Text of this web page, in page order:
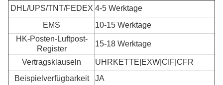
DHL/UPS/TNT/FEDEX 4-5 Werktage
EMS
10-15 Werktage
HK-Posten-Luftpost-
Register
15-18 Werktage
Vertragsklauseln
UHRKETTE|EXW|CIF|CFR
Beispielverfügbarkeit
JA